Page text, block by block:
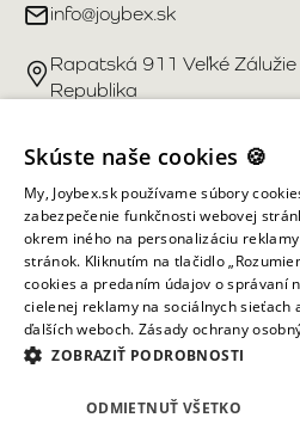
info@joybex.sk
Rapatská 911 Veľké
Republika
Užitočné odkazy
Účet
Informácie obchodu
Všetky práva vyhradené
Skúste naše cookies 🍪
My, Joybex.sk používame súbory
zabezpečenie funkčnosti webovej
okrem iného na personalizáciu
stránok. Kliknutím na tlačidlo
cookies a predaním údajov o správaní
cielenej reklamy na sociálnych sieťach
ďalších weboch. Zásady ochrany
ZOBRAZIŤ PODROBNOSTI
ODMIETNUŤ VŠETKO